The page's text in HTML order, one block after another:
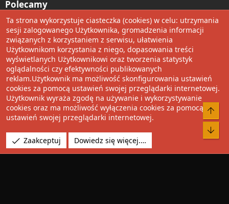
Polecamy
Wolnościowe cytaty
Udostępnij
Facebook
TwitterRedditPinterest
TumblrWhatsApp
Umieść Link
Community platform by XenForo® © 2010-2022 XenForo Ltd.
Pixel Exit
Tłumaczenie wykonane przezXboxForum.pl
Media embeds
via s9e/MediaSites
Ta strona wykorzystuje ciasteczka (cookies) w celu: utrzymania
sesji zalogowanego Użytkownika, gromadzenia informacji
związanych z korzystaniem z serwisu, ułatwienia
Użytkownikom korzystania z niego, dopasowania treści
wyświetlanych Użytkownikowi oraz tworzenia statystyk
oglądalności czy efektywności publikowanych
reklam.Użytkownik ma możliwość skonfigurowania ustawień
cookies za pomocą ustawień swojej przeglądarki internetowej.
Użytkownik wyraża zgodę na używanie i wykorzystywanie
cookies oraz ma możliwość wyłączenia cookies za pomocą
ustawień swojej przeglądarki internetowej.
Zaakceptuj Dowiedz się więcej.…
Do